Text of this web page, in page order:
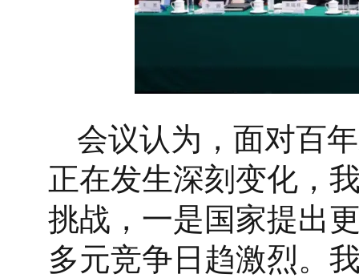
会议认为，面对百
正在发生深刻变化，
挑战，一是国家提出
多元竞争日趋激烈。